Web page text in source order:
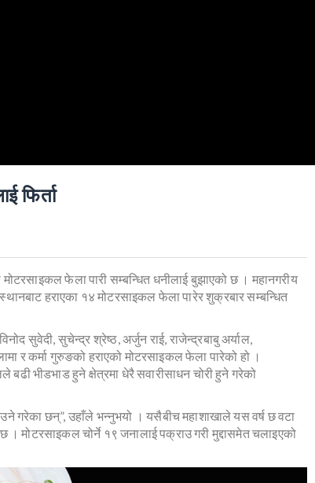
फिर्ता
फेला पारी सम्बन्धित धनीलाई बुझाएको छ । महानगरीय
हराएका १४ मोटरसाइकल फेला पारेर शुक्रबार सम्बन्धित
सुवेदी, सुचेन्द्र श्रेष्ठ, अर्जुन राई, राजेन्द्रबाबु अर्याल,
र कर्मा गुरुङको हराएको मोटरसाइकल फेला पारेको हो ।
बढी भीडभाड हुने क्षेत्रमा धेरै सवारीसाधन चोरी हुने गरेको
गरेका छन्”, उहाँले भन्नुभयो । यसैबीच महाशाखाले यस वर्ष छ वटा
मोटरसाइकल चोर्ने १९ जनालाई पक्राउ गरी मुद्दासमेत चलाइएको